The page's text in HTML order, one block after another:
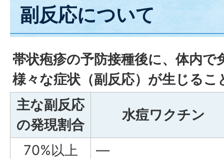
副反応について
帯状疱疹の予防接種後に、体内で
様々な症状（副反応）が生じるこ
主な副反応
の発現割合
水痘ワクチン
70%以上 ―